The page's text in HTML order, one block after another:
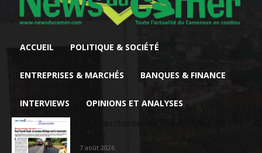
ACCUEIL POLITIQUE & SOCIÉTÉ
ENTREPRISES & MARCHÉS BANQUES & FINANCE
INTERVIEWS OPINIONS ET ANALYSES
7 août 2026